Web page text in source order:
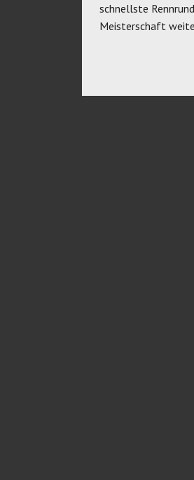
schnellste
Meisterschaft